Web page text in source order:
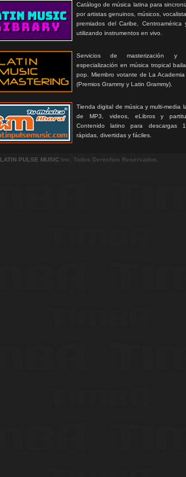
Catálogo de música latina para
por artistas genuinos, músicos,
premiados del Caribe, Centroamérica
utilizando instrumentos en vivo.
Servicios de masterización y
especialización en música tropical
pop. Miembro votante de La
(Premios Grammy y Latin Grammy).
Tienda digital de música y multi-media
de MP3, videos, eLibros y
Contenido latino para descargas
rápidas, divertidas y fáciles.
LATIN PULSE MUSIC Inc. Todos Derechos Reservados.